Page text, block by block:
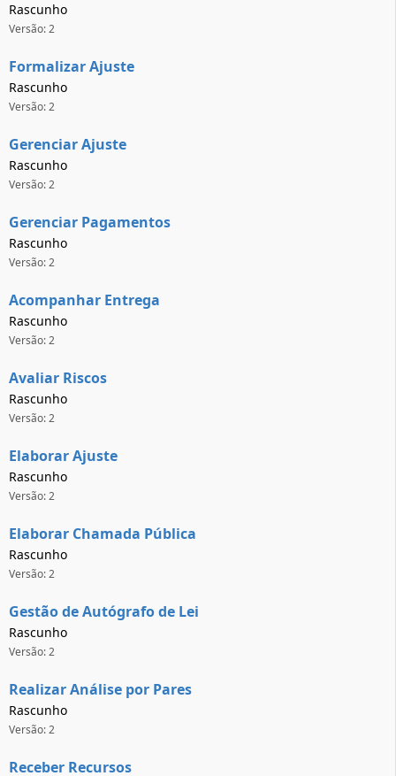
Rascunho
Versão: 2
Formalizar Ajuste
Rascunho
Versão: 2
Gerenciar Ajuste
Rascunho
Versão: 2
Gerenciar Pagamentos
Rascunho
Versão: 2
Acompanhar Entrega
Rascunho
Versão: 2
Avaliar Riscos
Rascunho
Versão: 2
Elaborar Ajuste
Rascunho
Versão: 2
Elaborar Chamada Pública
Rascunho
Versão: 2
Gestão de Autógrafo de Lei
Rascunho
Versão: 2
Realizar Análise por Pares
Rascunho
Versão: 2
Receber Recursos